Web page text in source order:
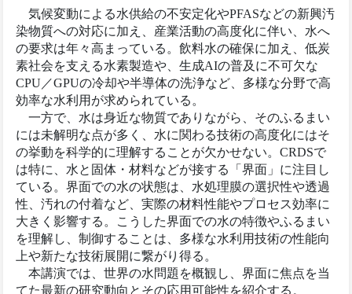
気候変動による水供給の不安定化やPFASなどの新興汚
染物質への対応に加え、産業活動の高度化に伴い、水へ
の要求は年々高まっている。飲料水の確保に加え、低炭
素社会を支える水素製造や、生成AIの普及に不可欠な
CPU／GPUの冷却や半導体の洗浄など、多様な分野で高
効率な水利用が求められている。
一方で、水は身近な物質でありながら、そのふるまい
には未解明な点が多く、水に関わる技術の高度化にはそ
の挙動を科学的に理解することが欠かせない。CRDSで
は特に、水と固体・材料などが接する「界面」に注目し
ている。界面での水の状態は、水処理膜の選択性や透過
性、汚れの付着など、実際の材料性能やプロセス効率に
大きく影響する。こうした界面での水の特徴やふるまい
を理解し、制御することは、多様な水利用技術の性能向
上や新たな技術展開に繋がり得る。
本講演では、世界の水問題を概観し、界面に焦点を当
てた最新の研究動向とその応用可能性を紹介する。